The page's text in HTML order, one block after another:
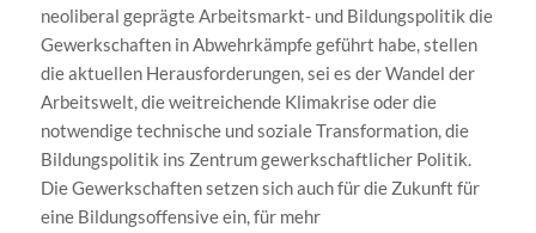
neoliberal geprägte Arbeitsmarkt- und Bildungspolitik die
Gewerkschaften in Abwehrkämpfe geführt habe, stellen
die aktuellen Herausforderungen, sei es der Wandel der
Arbeitswelt, die weitreichende Klimakrise oder die
notwendige technische und soziale Transformation, die
Bildungspolitik ins Zentrum gewerkschaftlicher Politik.
Die Gewerkschaften setzen sich auch für die Zukunft für
eine Bildungsoffensive ein, für mehr